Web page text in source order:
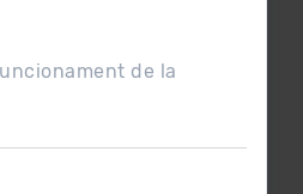
de la